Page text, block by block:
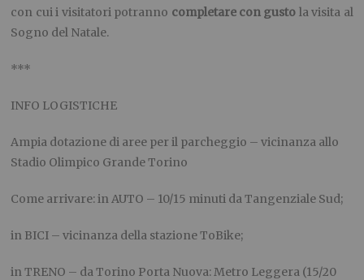
con cui i visitatori potranno completare con gusto la visita al
Sogno del Natale.
***
INFO LOGISTICHE
Ampia dotazione di aree per il parcheggio – vicinanza allo
Stadio Olimpico Grande Torino
Come arrivare: in AUTO – 10/15 minuti da Tangenziale Sud;
in BICI – vicinanza della stazione ToBike;
in TRENO – da Torino Porta Nuova: Metro Leggera (15/20